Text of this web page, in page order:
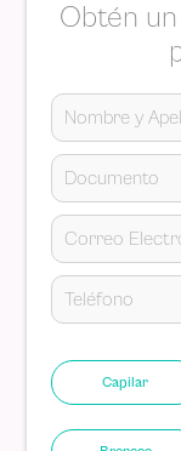
Obtén
Capilar